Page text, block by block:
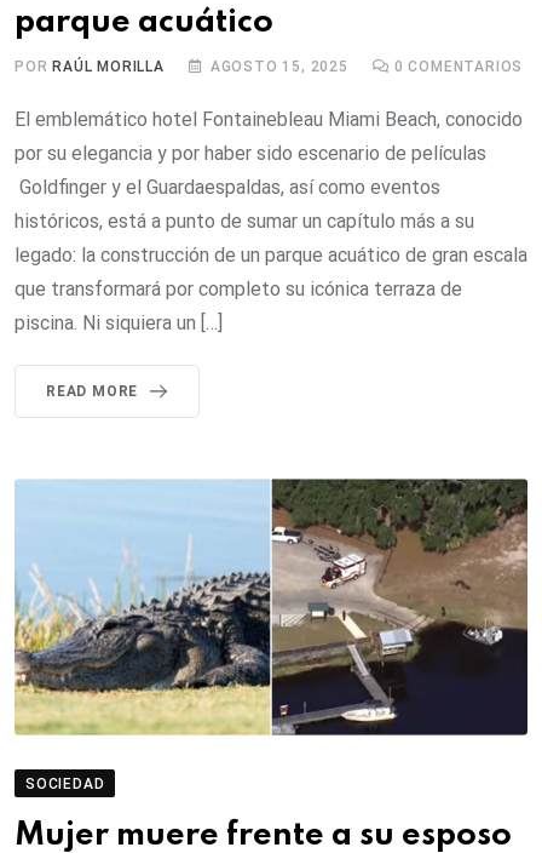
parque acuático
POR RAÚL MORILLA AGOSTO 15, 2025 0 COMENTARIOS
El emblemático hotel Fontainebleau Miami Beach, conocido
por su elegancia y por haber sido escenario de películas
Goldfinger y el Guardaespaldas, así como eventos
históricos, está a punto de sumar un capítulo más a su
legado: la construcción de un parque acuático de gran escala
que transformará por completo su icónica terraza de
piscina. Ni siquiera un […]
READ MORE
SOCIEDAD
Mujer muere frente a su esposo